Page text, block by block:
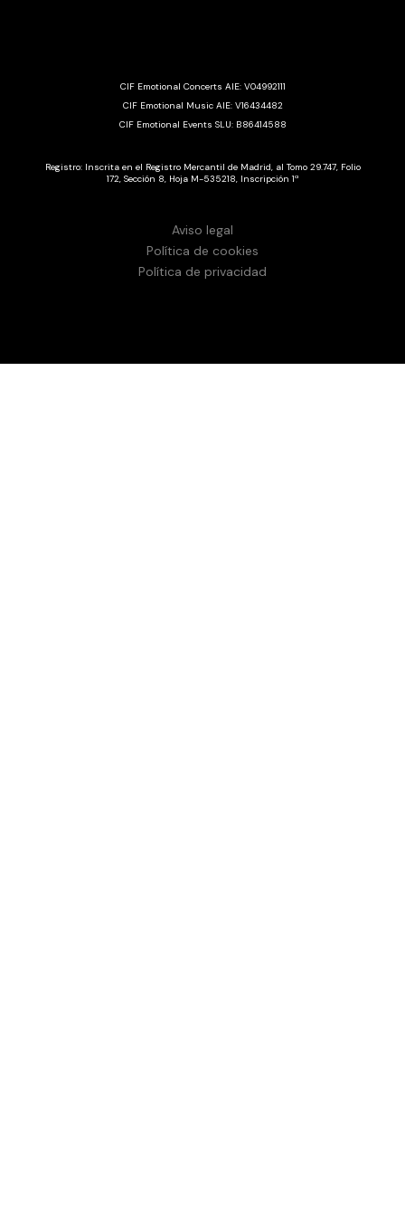
CIF Emotional Concerts AIE: V04992111
CIF Emotional Music AIE: V16434482
CIF Emotional Events SLU: B86414588
Registro: Inscrita en el Registro Mercantil de Madrid, al Tomo 29.747, Folio
172, Sección 8, Hoja M-535218, Inscripción 1ª
Aviso legal
Política de cookies
Política de privacidad